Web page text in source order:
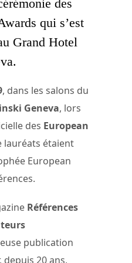
des
qui s’est
Grand Hotel
, dans les salons du
Geneva, lors
des European
lauréats étaient
European
Références
publication
depuis 20 ans,